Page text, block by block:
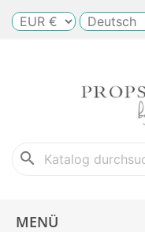
search
MENÜ